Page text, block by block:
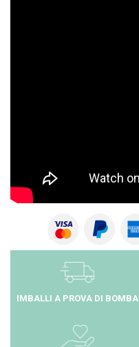
IMBALLI A PROVA DI BOMBA